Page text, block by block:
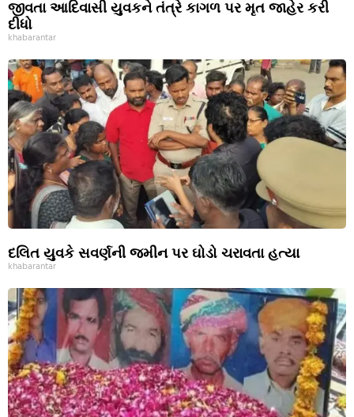
જીવતા આદિવાસી યુવકને તંત્રે કાગળ પર મૃત જાહેર કરી
દીધો
khabarantar
દલિત યુવકે સવર્ણની જમીન પર ઘોડો ચરાવતા હત્યા
khabarantar